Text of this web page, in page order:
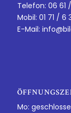
Telefon: 06 61
Mobil: 01 71 / 6
E-Mail:
Mo: